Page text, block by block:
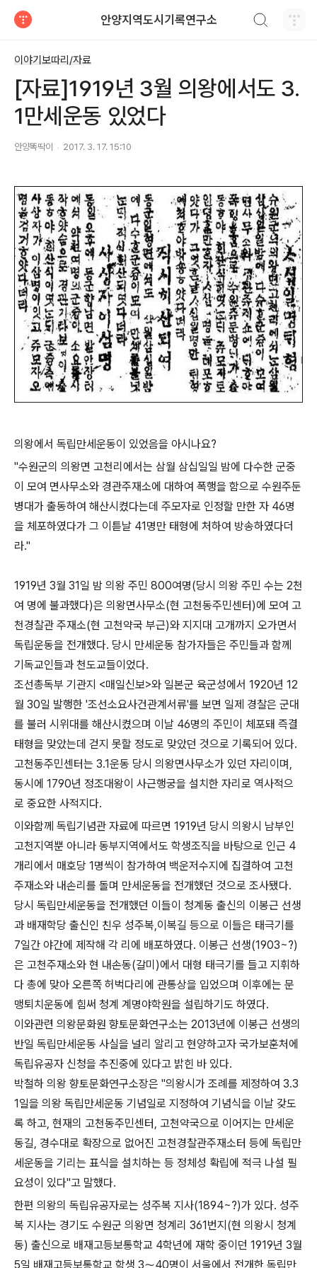
안양지역도시기록연구소
이야기보따리/자료
[자료]1919년 3월 의왕에서도 3.
1만세운동 있었다
안양똑딱이 2017. 3. 17. 15:10
의왕에서 독립만세운동이 있었음을 아시나요?
"수원군의 의왕면 고천리에서는 삼월 삼십일일 밤에 다수한 군중
이 모여 면사무소와 경관주재소에 대하여 폭행을 함으로 수원주둔
병대가 출동하여 해산시켰다는데 주모자로 인정할 만한 자 46명
을 체포하였다가 그 이튿날 41명만 태형에 처하여 방송하였다더
라."
1919년 3월 31일 밤 의왕 주민 800여명(당시 의왕 주민 수는 2천
여 명에 불과했다)은 의왕면사무소(현 고천동주민센터)에 모여 고
천경찰관 주재소(현 고천약국 부근)와 지지대 고개까지 오가면서
독립운동을 전개했다. 당시 만세운동 참가자들은 주민들과 함께
기독교인들과 천도교들이었다.
조선총독부 기관지 <매일신보>와 일본군 육군성에서 1920년 12
월 30일 발행한 '조선소요사건관계서류'를 보면 일제 경찰은 군대
를 불러 시위대를 해산시켰으며 이날 46명의 주민이 체포돼 즉결
태형을 맞았는데 걷지 못할 정도로 맞았던 것으로 기록되어 있다.
고천동주민센터는 3.1운동 당시 의왕면사무소가 있던 자리이며,
동시에 1790년 정조대왕이 사근행궁을 설치한 자리로 역사적으
로 중요한 사적지다.
이와함께 독립기념관 자료에 따르면 1919년 당시 의왕시 남부인
고천지역뿐 아니라 동부지역에서도 학생조직을 바탕으로 인근 4
개리에서 매호당 1명씩이 참가하여 백운저수지에 집결하여 고천
주재소와 내손리를 돌며 만세운동을 전개했던 것으로 조사됐다.
당시 독립만세운동을 전개했던 이들이 청계동 출신의 이봉근 선생
과 배재학당 출신인 친우 성주복,이복길 등으로 이들은 태극기를
7일간 야간에 제작해 각 리에 배포하였다. 이봉근 선생(1903~?)
은 고천주재소와 현 내손동(갈미)에서 대형 태극기를 들고 지휘하
다 총에 맞아 오른쪽 허벅다리에 관통상을 입었으며 이후에는 문
맹퇴치운동에 힘써 청계 계명야학원을 설립하기도 하였다.
이와관련 의왕문화원 향토문화연구소는 2013년에 이봉근 선생의
반일 독립만세운동 사실을 널리 알리고 현양하고자 국가보훈처에
독립유공자 신청을 추진중에 있다고 밝힌 바 있다.
박철하 의왕 향토문화연구소장은 "의왕시가 조례를 제정하여 3.3
1일을 의왕 독립만세운동 기념일로 지정하여 기념식을 이날 갖도
록 하고, 현재의 고천동주민센터, 고천약국으로 이어지는 만세운
동길, 경수대로 확장으로 없어진 고천경찰관주재소터 등에 독립만
세운동을 기리는 표식을 설치하는 등 정체성 확립에 적극 나설 필
요성이 있다"고 말했다.
한편 의왕의 독립유공자로는 성주복 지사(1894~?)가 있다. 성주
복 지사는 경기도 수원군 의왕면 청계리 361번지(현 의왕시 청계
동) 출신으로 배재고등보통학교 4학년에 재학 중이던 1919년 3월
5일 배재고등보통학교 학생 3～40명이 서울에서 전개한 독립만